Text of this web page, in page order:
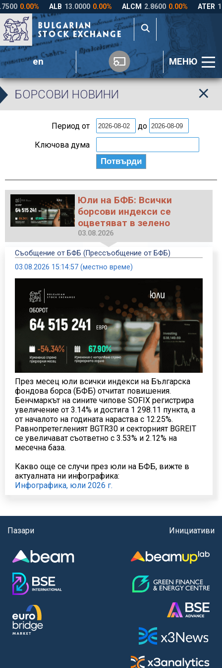
en МЕНЮ
БОРСОВИ НОВИНИ
Период от
до
Ключова дума
Юли на БФБ: Всички
борсови индекси се
оцветяват в зелено
03.08.2026
Съобщение от БФБ (Прессъобщение от БФБ)
03.08.2026 15:14:57 (местно време)
През месец юли всички индекси на Българска
фондова борса (БФБ) отчитат повишения.
Бенчмаркът на сините чипове SOFIX регистрира
увеличение от 3.14% и достига 1 298.11 пункта, а
от началото на годината нараства с 12.25%.
Равнопретегленият BGTR30 и секторният BGREIT
се увеличават съответно с 3.53% и 2.12% на
месечна база.
Какво още се случи през юли на БФБ, вижте в
актуалната ни инфографика:
Инфографика, юли 2026 г.
Пазари Инициативи